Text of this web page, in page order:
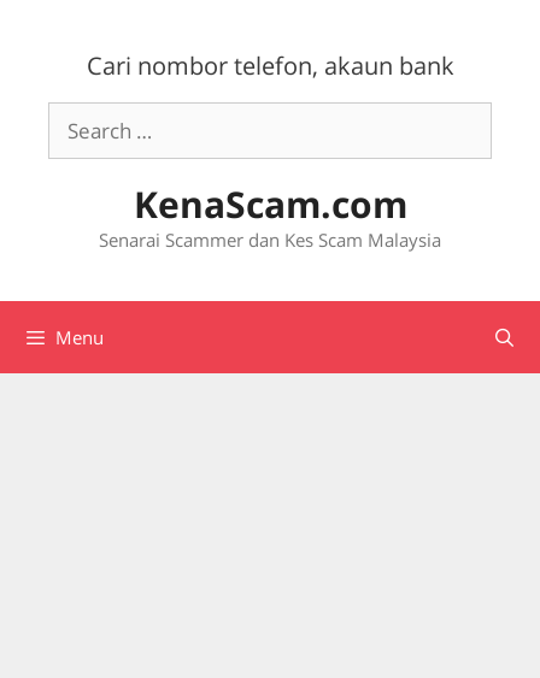
Cari nombor telefon, akaun bank
Search
for:
KenaScam.com
Senarai Scammer dan Kes Scam Malaysia
Menu